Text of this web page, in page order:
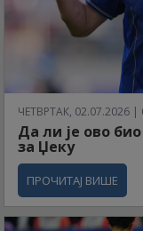
ЧЕТВРТАК, 02.07.2026 |
Да ли је ово
за Џеку
ПРОЧИТАЈ ВИШЕ